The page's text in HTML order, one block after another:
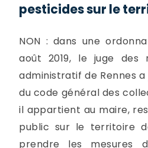
pesticides sur le
NON : dans une
août 2019, le juge des
administratif de Rennes
du code général des
il appartient au maire,
public sur le territoire
prendre les mesures